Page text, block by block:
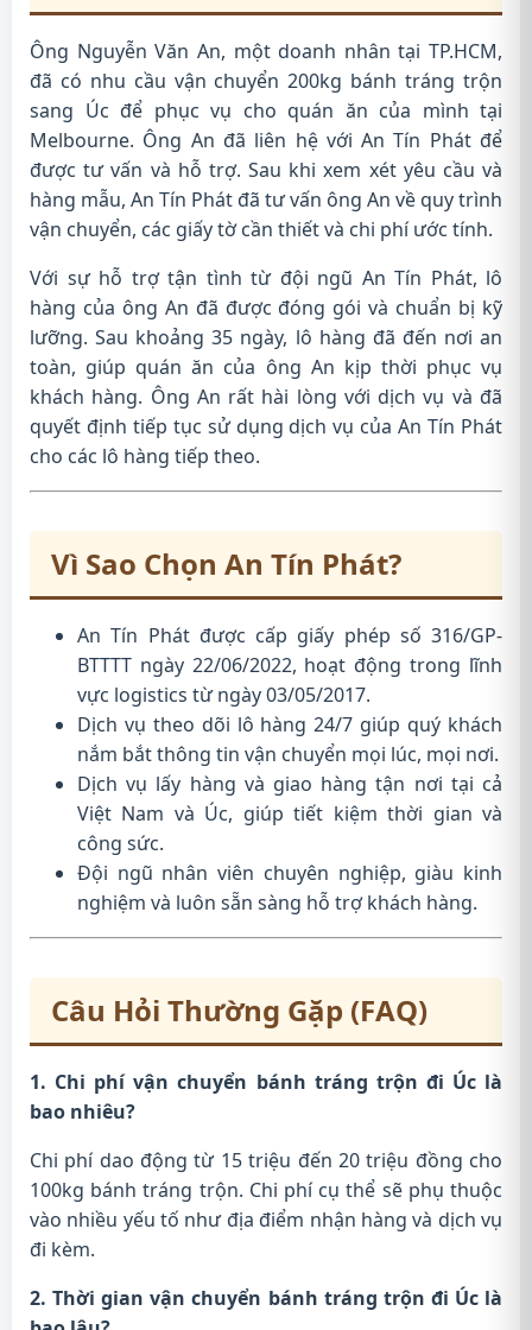
Ông Nguyễn Văn An, một doanh nhân tại TP.HCM,
đã có nhu cầu vận chuyển 200kg bánh tráng trộn
sang Úc để phục vụ cho quán ăn của mình tại
Melbourne. Ông An đã liên hệ với An Tín Phát để
được tư vấn và hỗ trợ. Sau khi xem xét yêu cầu và
hàng mẫu, An Tín Phát đã tư vấn ông An về quy trình
vận chuyển, các giấy tờ cần thiết và chi phí ước tính.
Với sự hỗ trợ tận tình từ đội ngũ An Tín Phát, lô
hàng của ông An đã được đóng gói và chuẩn bị kỹ
lưỡng. Sau khoảng 35 ngày, lô hàng đã đến nơi an
toàn, giúp quán ăn của ông An kịp thời phục vụ
khách hàng. Ông An rất hài lòng với dịch vụ và đã
quyết định tiếp tục sử dụng dịch vụ của An Tín Phát
cho các lô hàng tiếp theo.
Vì Sao Chọn An Tín Phát?
An Tín Phát được cấp giấy phép số 316/GP-
BTTTT ngày 22/06/2022, hoạt động trong lĩnh
vực logistics từ ngày 03/05/2017.
Dịch vụ theo dõi lô hàng 24/7 giúp quý khách
nắm bắt thông tin vận chuyển mọi lúc, mọi nơi.
Dịch vụ lấy hàng và giao hàng tận nơi tại cả
Việt Nam và Úc, giúp tiết kiệm thời gian và
công sức.
Đội ngũ nhân viên chuyên nghiệp, giàu kinh
nghiệm và luôn sẵn sàng hỗ trợ khách hàng.
Câu Hỏi Thường Gặp (FAQ)
1. Chi phí vận chuyển bánh tráng trộn đi Úc là
bao nhiêu?
Chi phí dao động từ 15 triệu đến 20 triệu đồng cho
100kg bánh tráng trộn. Chi phí cụ thể sẽ phụ thuộc
vào nhiều yếu tố như địa điểm nhận hàng và dịch vụ
đi kèm.
2. Thời gian vận chuyển bánh tráng trộn đi Úc là